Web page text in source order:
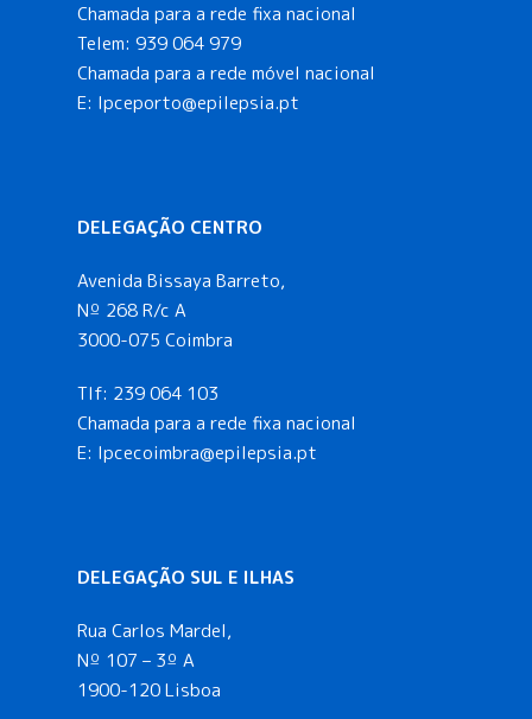
Chamada para a rede fixa nacional
Telem: 939 064 979
Chamada para a rede móvel nacional
E: lpceporto@epilepsia.pt
DELEGAÇÃO CENTRO
Avenida Bissaya Barreto,
Nº 268 R/c A
3000-075 Coimbra
Tlf: 239 064 103
Chamada para a rede fixa nacional
E: lpcecoimbra@epilepsia.pt
DELEGAÇÃO SUL E ILHAS
Rua Carlos Mardel,
Nº 107 – 3º A
1900-120 Lisboa